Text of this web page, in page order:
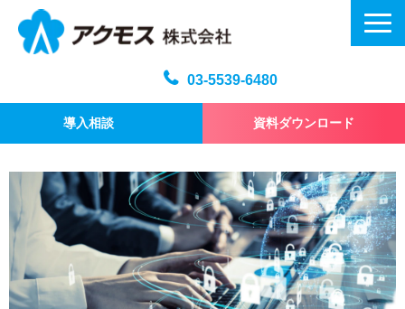
03-5539-6480
導入相談 資料ダウンロード
メール訓練トップ
機能・仕様
プラン・料金
よくある質問
記事